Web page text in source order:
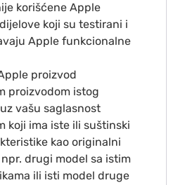
korišćene Apple
koji su testirani i
Apple funkcionalne
proizvod
proizvodom istog
vašu saglasnost
koji ima iste ili suštinski
kao originalni
drugi model sa istim
ili isti model druge